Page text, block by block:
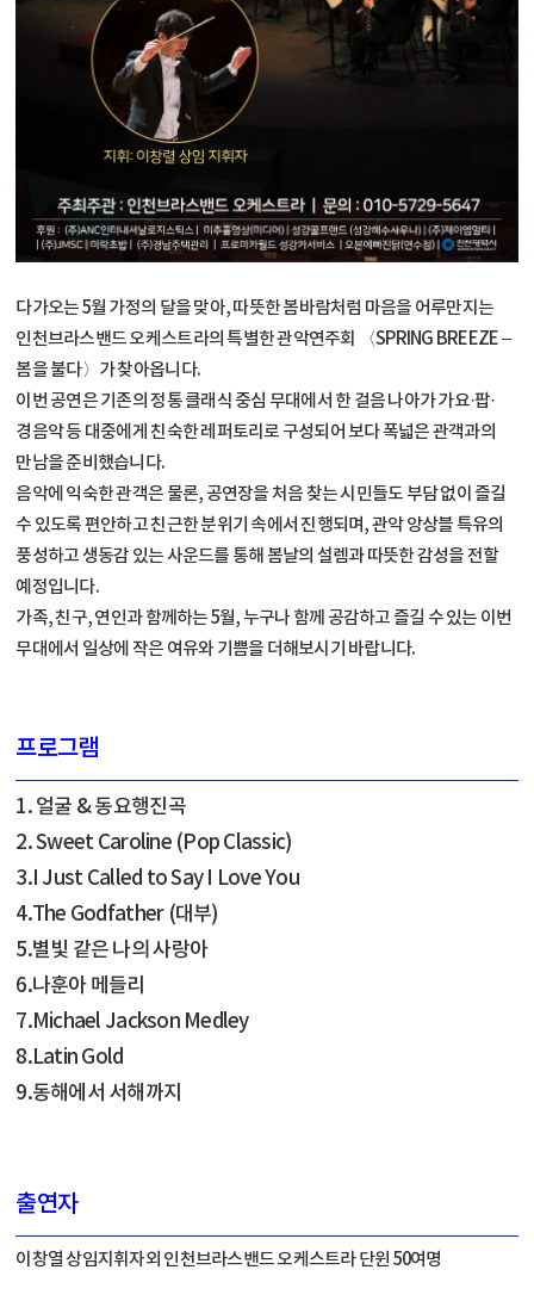
다가오는 5월 가정의 달을 맞아, 따뜻한 봄바람처럼 마음을 어루만지는
인천브라스밴드 오케스트라의 특별한 관악연주회 〈SPRING BREEZE –
봄을 불다〉가 찾아옵니다.
이번 공연은 기존의 정통 클래식 중심 무대에서 한 걸음 나아가 가요·팝·
경음악 등 대중에게 친숙한 레퍼토리로 구성되어 보다 폭넓은 관객과의
만남을 준비했습니다.
음악에 익숙한 관객은 물론, 공연장을 처음 찾는 시민들도 부담 없이 즐길
수 있도록 편안하고 친근한 분위기 속에서 진행되며, 관악 앙상블 특유의
풍성하고 생동감 있는 사운드를 통해 봄날의 설렘과 따뜻한 감성을 전할
예정입니다.
가족, 친구, 연인과 함께하는 5월, 누구나 함께 공감하고 즐길 수 있는 이번
무대에서 일상에 작은 여유와 기쁨을 더해보시기 바랍니다.
프로그램
1. 얼굴 & 동요행진곡
2. Sweet Caroline (Pop Classic)
3.I Just Called to Say I Love You
4.The Godfather (대부)
5.별빛 같은 나의 사랑아
6.나훈아 메들리
7.Michael Jackson Medley
8.Latin Gold
9.동해에서 서해까지
출연자
이창열 상임지휘자외 인천브라스밴드 오케스트라 단윈 50여명